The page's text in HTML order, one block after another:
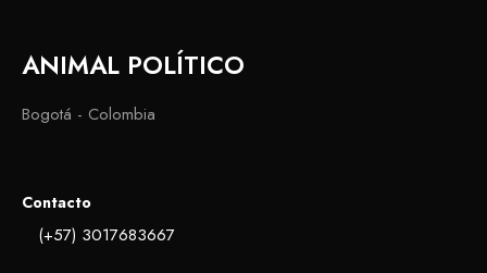
ANIMAL POLÍTICO
Bogotá - Colombia
Contacto
(+57) 3017683667